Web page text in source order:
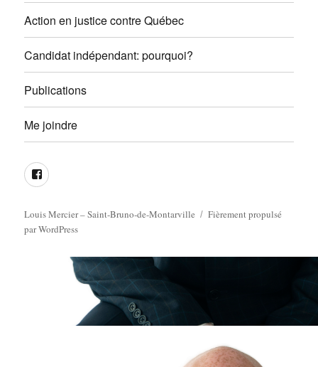
Action en justice contre Québec
Candidat indépendant: pourquoi?
Publications
Me joindre
Page
Louis Mercier – Saint-Bruno-de-Montarville
Fièrement propulsé
par WordPress